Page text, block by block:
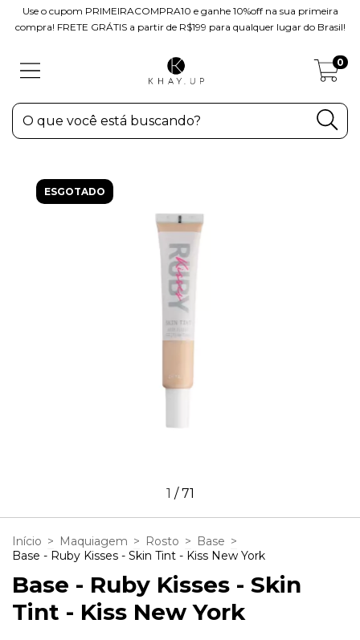
Use o cupom PRIMEIRACOMPRA10 e ganhe 10%off na sua primeira
compra! FRETE GRÁTIS a partir de R$199 para qualquer lugar do Brasil!
0
ESGOTADO
1 /71
Início > Maquiagem > Rosto > Base >
Base - Ruby Kisses - Skin Tint - Kiss New York
Base - Ruby Kisses - Skin
Tint - Kiss New York